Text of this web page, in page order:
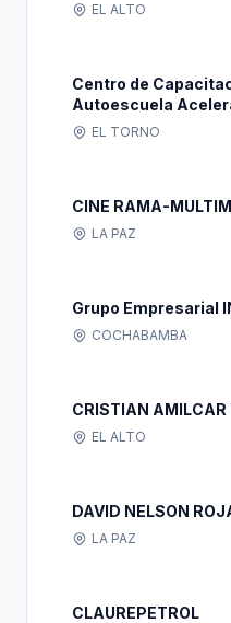
EL ALTO
Centro de
Autoescuela
EL TORNO
CINE RAMA-
LA PAZ
Grupo Empresarial
COCHABAMBA
CRISTIAN
EL ALTO
DAVID NELSON
LA PAZ
CLAUREPETROL